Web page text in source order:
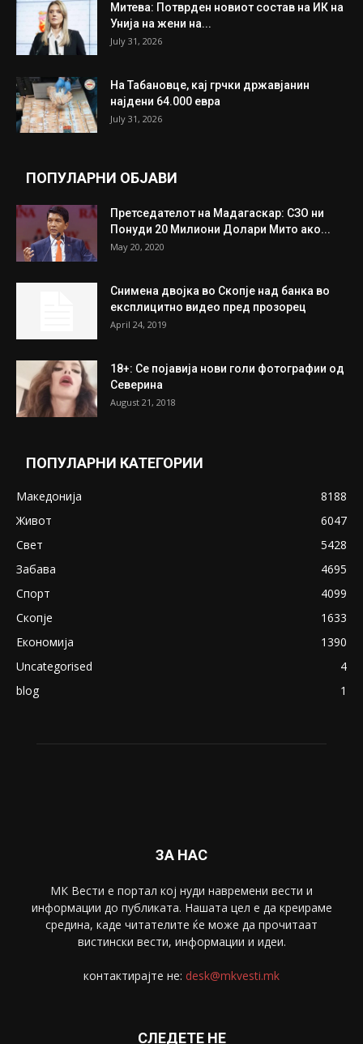
Митева: Потврден новиот состав на ИК на
Унија на жени на...
July 31, 2026
На Табановце, кај грчки државјанин
најдени 64.000 евра
July 31, 2026
ПОПУЛАРНИ ОБЈАВИ
Претседателот на Мадагаскар: СЗО ни
Понуди 20 Милиони Долари Мито ако...
May 20, 2020
Снимена двојка во Скопје над банка во
експлицитно видео пред прозорец
April 24, 2019
18+: Се појавија нови голи фотографии од
Северина
August 21, 2018
ПОПУЛАРНИ КАТЕГОРИИ
Македонија
8188
Живот
6047
Свет
5428
Забава
4695
Спорт
4099
Скопје
1633
Економија
1390
Uncategorised
4
blog
1
ЗА НАС
МК Вести е портал коj нуди навремени вести и
информации до публиката. Нашата цел е да креираме
средина, каде читателите ќе може да прочитаат
вистински вести, информации и идеи.
контактирајте не: desk@mkvesti.mk
СЛЕДЕТЕ НЕ